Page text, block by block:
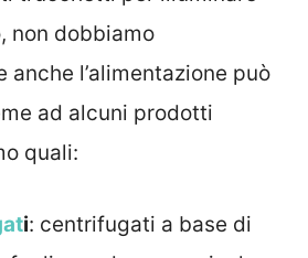
non dobbiamo
anche l’alimentazione può
ad alcuni prodotti
quali:
i: centrifugati a base di